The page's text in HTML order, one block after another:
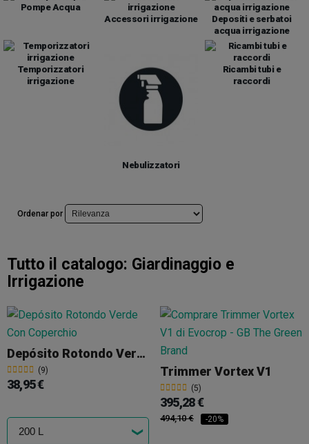
Pompe Acqua
Accessori irrigazione
Depositi e serbatoi
acqua irrigazione
Temporizzatori
irrigazione
Nebulizzatori
Ricambi tubi e
raccordi
Ordenar por
Tutto il catalogo: Giardinaggio e
Irrigazione
Depósito Rotondo Verde Con Coperchio
(9)
38,95 €
Trimmer Vortex V1
(5)
395,28 €
494,10 € -20%